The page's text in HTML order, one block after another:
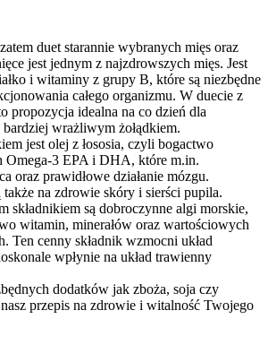
duet starannie wybranych mięs oraz
jest jednym z najzdrowszych mięs. Jest
i witaminy z grupy B, które są niezbędne
całego organizmu. W duecie z
propozycja idealna na co dzień dla
wrażliwym żołądkiem.
jest olej z łososia, czyli bogactwo
Omega-3 EPA i DHA, które m.in.
oraz prawidłowe działanie mózgu.
na zdrowie skóry i sierści pupila.
są dobroczynne algi morskie,
witamin, minerałów oraz wartościowych
Ten cenny składnik wzmocni układ
wpłynie na układ trawienny
dodatków jak zboża, soja czy
przepis na zdrowie i witalność Twojego